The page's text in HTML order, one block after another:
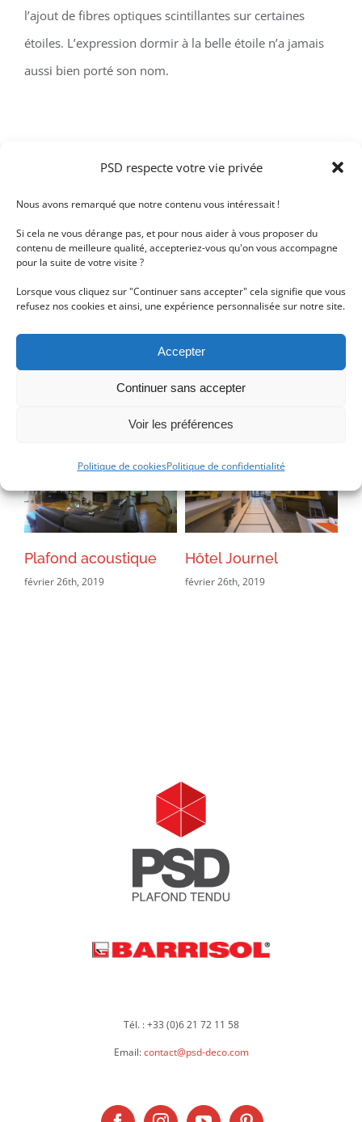
PSD respecte votre vie privée
Nous avons remarqué que notre contenu vous intéressait !
Si cela ne vous dérange pas, et pour nous aider à vous proposer du
contenu de meilleure qualité, accepteriez-vous qu'on vous accompagne
pour la suite de votre visite ?
Lorsque vous cliquez sur "Continuer sans accepter" cela signifie que vous
refusez nos cookies et ainsi, une expérience personnalisée sur notre site.
Accepter
Continuer sans accepter
Voir les préférences
Politique de cookiesPolitique de confidentialité
l’ajout de fibres optiques scintillantes sur certaines
étoiles. L’expression dormir à la belle étoile n’a jamais
aussi bien porté son nom.
Catégories:
Décor imprimé tendu
Plafond tendu
PSD
Projets connexes
Plafond acoustique
février 26th, 2019
Hôtel Journel
février 26th, 2019
Tél. : +33 (0)6 21 72 11 58
Email:contact@psd-deco.com